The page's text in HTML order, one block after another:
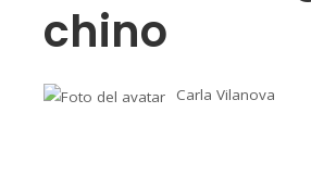
chino
Carla Vilanova